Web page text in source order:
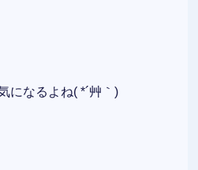
になるよね( *´艸｀)